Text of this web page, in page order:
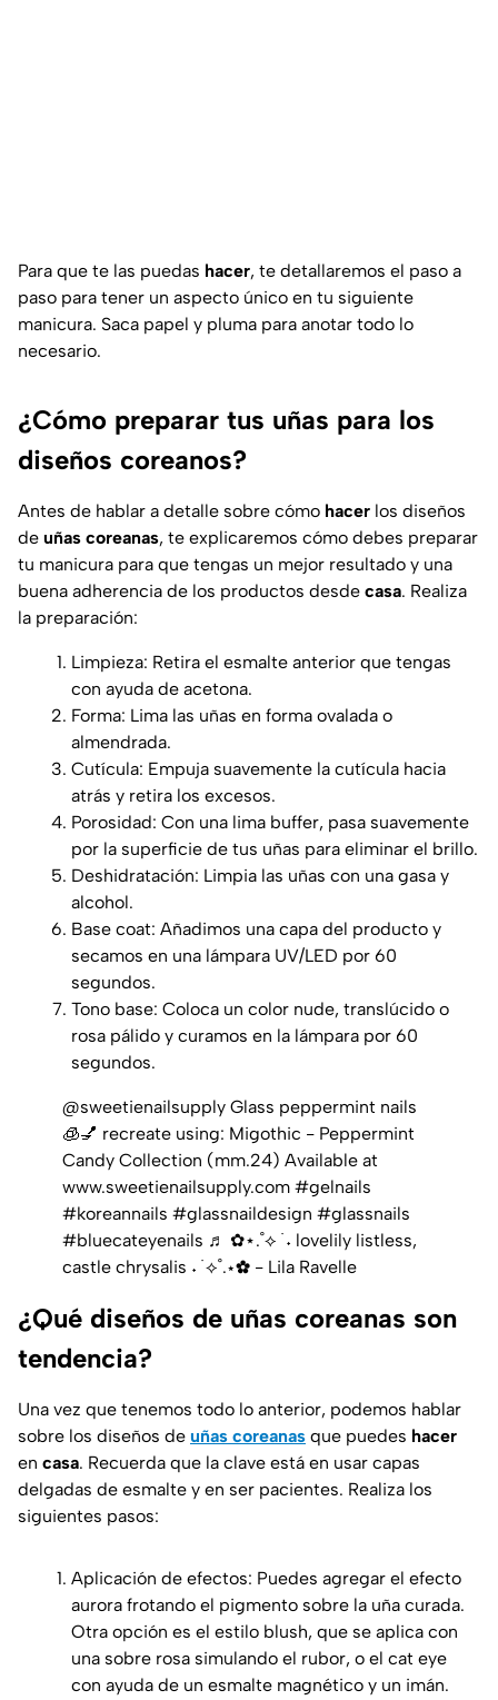
Para que te las puedas hacer, te detallaremos el paso a
paso para tener un aspecto único en tu siguiente
manicura. Saca papel y pluma para anotar todo lo
necesario.
¿Cómo preparar tus uñas para los
diseños coreanos?
Antes de hablar a detalle sobre cómo hacer los diseños
de uñas coreanas, te explicaremos cómo debes preparar
tu manicura para que tengas un mejor resultado y una
buena adherencia de los productos desde casa. Realiza
la preparación:
Limpieza: Retira el esmalte anterior que tengas
con ayuda de acetona.
Forma: Lima las uñas en forma ovalada o
almendrada.
Cutícula: Empuja suavemente la cutícula hacia
atrás y retira los excesos.
Porosidad: Con una lima buffer, pasa suavemente
por la superficie de tus uñas para eliminar el brillo.
Deshidratación: Limpia las uñas con una gasa y
alcohol.
Base coat: Añadimos una capa del producto y
secamos en una lámpara UV/LED por 60
segundos.
Tono base: Coloca un color nude, translúcido o
rosa pálido y curamos en la lámpara por 60
segundos.
@sweetienailsupply Glass peppermint nails
🧊💅 recreate using: Migothic - Peppermint
Candy Collection (mm.24) Available at
www.sweetienailsupply.com #gelnails
#koreannails #glassnaildesign #glassnails
#bluecateyenails ♬ ✿⋆.˚⟡ ࣪ ˖ lovelily listless,
castle chrysalis ˖ ࣪ ⟡˚.⋆✿ - Lila Ravelle
¿Qué diseños de uñas coreanas son
tendencia?
Una vez que tenemos todo lo anterior, podemos hablar
sobre los diseños de uñas coreanas que puedes hacer
en casa. Recuerda que la clave está en usar capas
delgadas de esmalte y en ser pacientes. Realiza los
siguientes pasos:
Aplicación de efectos: Puedes agregar el efecto
aurora frotando el pigmento sobre la uña curada.
Otra opción es el estilo blush, que se aplica con
una sobre rosa simulando el rubor, o el cat eye
con ayuda de un esmalte magnético y un imán.